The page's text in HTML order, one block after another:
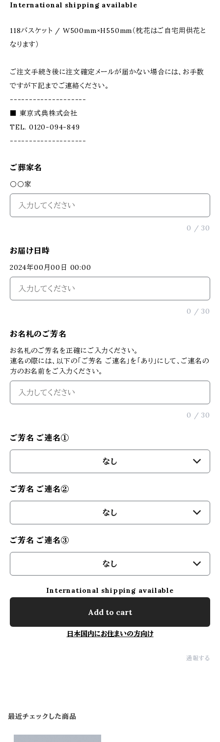
International shipping available
118バスケット / W500mm×H550mm（枕花はご自宅用供花と
なります）
ご注文手続き後に注文確定メールが届かない場合には、お手数
ですが下記までご連絡ください。
--------------------
■ 東京式典株式会社
TEL. 0120-094-849
--------------------
ご葬家名
〇〇家
0 /30
お届け日時
2024年00月00日 00:00
0 /30
お名札のご芳名
お名札のご芳名を正確にご入力ください。
連名の際には、以下の「ご芳名 ご連名」を「あり」にして、ご連名の
方のお名前をご入力ください。
0 /30
ご芳名 ご連名①
なし
ご芳名 ご連名②
なし
ご芳名 ご連名③
なし
International shipping available
Add to cart
日本国内にお住まいの方向け
通報する
最近チェックした商品